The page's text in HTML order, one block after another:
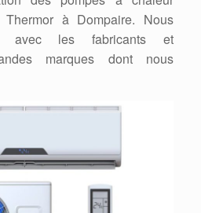
à Dompaire. Nous
avec les fabricants et
marques dont nous